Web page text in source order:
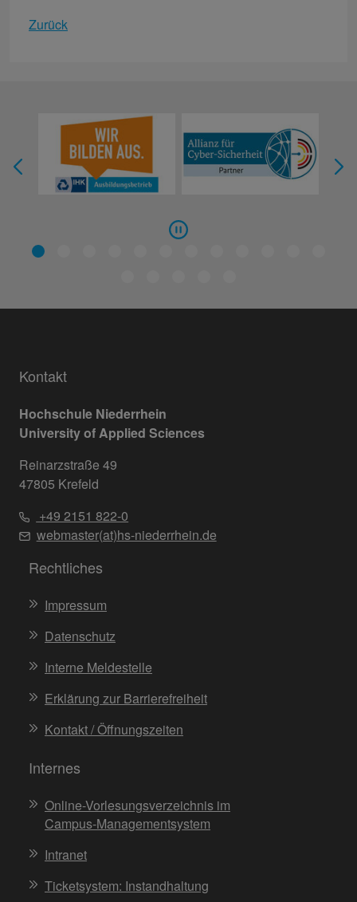
Zurück
Kontakt
Hochschule Niederrhein
University of Applied Sciences
Reinarzstraße 49
47805 Krefeld
+49 2151 822-0
webmaster(at)hs-niederrhein.de
Rechtliches
Impressum
Datenschutz
Interne Meldestelle
Erklärung zur Barrierefreiheit
Kontakt / Öffnungszeiten
Internes
Online-Vorlesungsverzeichnis im
Campus-Managementsystem
Intranet
Ticketsystem: Instandhaltung